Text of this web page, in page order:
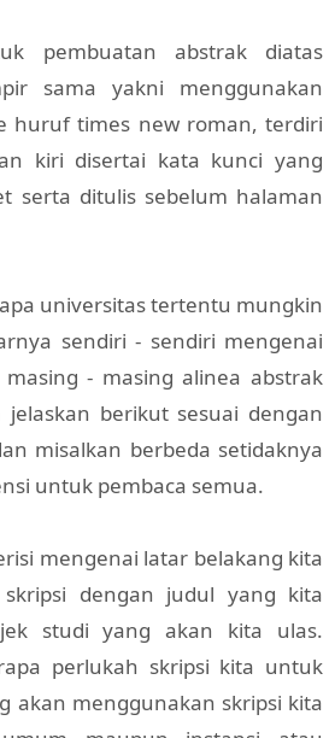
pembuatan abstrak diatas
sama yakni menggunakan
huruf times new roman, terdiri
kiri disertai kata kunci yang
serta ditulis sebelum halaman
universitas tertentu mungkin
sendiri - sendiri mengenai
- masing alinea abstrak
berikut sesuai dengan
misalkan berbeda setidaknya
untuk pembaca semua.
mengenai latar belakang kita
dengan judul yang kita
studi yang akan kita ulas.
perlukah skripsi kita untuk
akan menggunakan skripsi kita